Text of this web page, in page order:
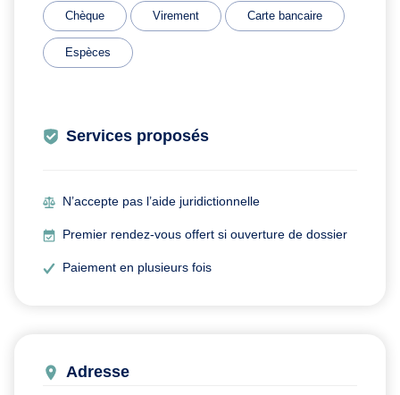
Chèque Virement Carte bancaire
Espèces
Services proposés
N’accepte pas l’aide juridictionnelle
Premier rendez-vous offert si ouverture de dossier
Paiement en plusieurs fois
Adresse